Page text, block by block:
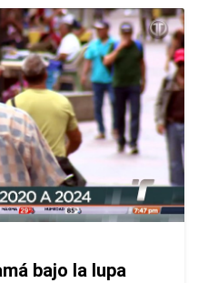
bajo la lupa